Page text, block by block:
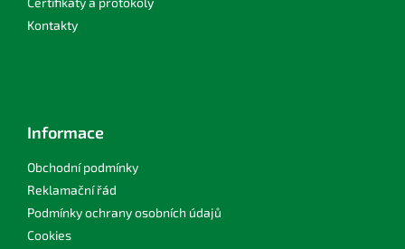
Kontakty
Informace
Obchodní podmínky
Reklamační řád
Podmínky ochrany osobních údajů
Cookies